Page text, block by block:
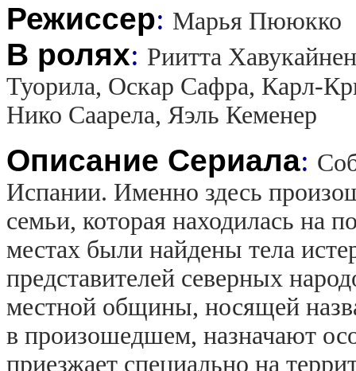
Режиссер: Марья Пююкко
В ролях: Риитта
Туорила, Оскар Сафра, Карл-
Нико Саарела, Яэль Кеменер
Описание Сериала:
Испании. Именно здесь
семьи, которая находилась на
местах были найдены тела
представителей северных
местной общины, носящей
в произошедшем, назначают
приезжает специально на